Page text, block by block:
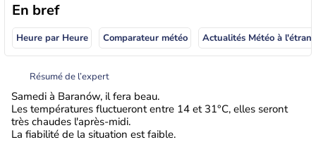
En bref
Heure par Heure Comparateur météo
Résumé de l’expert
Samedi à Baranów, il fera beau.
Les températures fluctueront entre 14 et 31°C, elles seront
très chaudes l'après-midi.
La fiabilité de la situation est faible.